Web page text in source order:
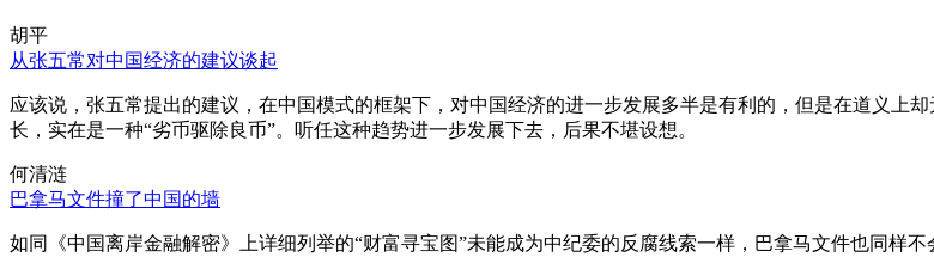
胡平
从张五常对中国经济的建议谈起
应该说，张五常提出的建议，在中国模式的框架下，对中国经济的进一步发展多半是有利的，但是在道义上
长，实在是一种“劣币驱除良币”。听任这种趋势进一步发展下去，后果不堪设想。
何清涟
巴拿马文件撞了中国的墙
如同《中国离岸金融解密》上详细列举的“财富寻宝图”未能成为中纪委的反腐线索一样，巴拿马文件也同样